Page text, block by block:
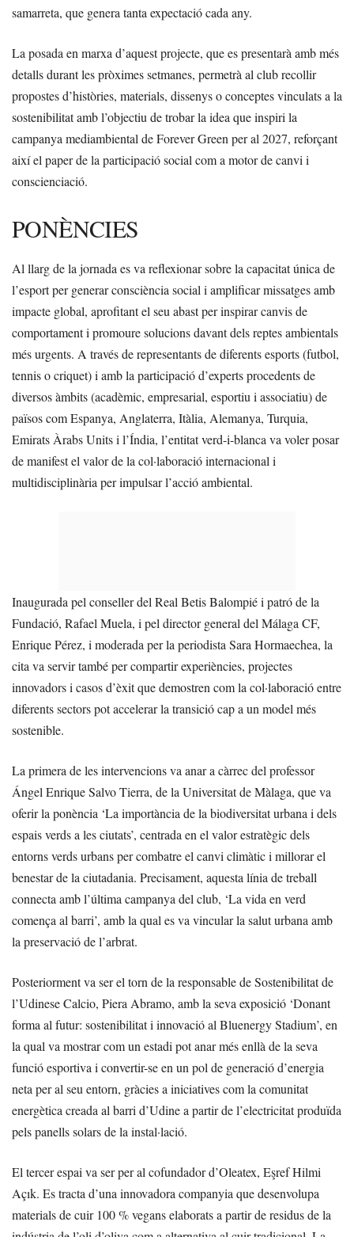
samarreta, que genera tanta expectació cada any.
La posada en marxa d’aquest projecte, que es presentarà amb més
detalls durant les pròximes setmanes, permetrà al club recollir
propostes d’històries, materials, dissenys o conceptes vinculats a la
sostenibilitat amb l’objectiu de trobar la idea que inspiri la
campanya mediambiental de Forever Green per al 2027, reforçant
així el paper de la participació social com a motor de canvi i
conscienciació.
PONÈNCIES
Al llarg de la jornada es va reflexionar sobre la capacitat única de
l’esport per generar consciència social i amplificar missatges amb
impacte global, aprofitant el seu abast per inspirar canvis de
comportament i promoure solucions davant dels reptes ambientals
més urgents. A través de representants de diferents esports (futbol,
tennis o criquet) i amb la participació d’experts procedents de
diversos àmbits (acadèmic, empresarial, esportiu i associatiu) de
països com Espanya, Anglaterra, Itàlia, Alemanya, Turquia,
Emirats Àrabs Units i l’Índia, l’entitat verd-i-blanca va voler posar
de manifest el valor de la col·laboració internacional i
multidisciplinària per impulsar l’acció ambiental.
Inaugurada pel conseller del Real Betis Balompié i patró de la
Fundació, Rafael Muela, i pel director general del Málaga CF,
Enrique Pérez, i moderada per la periodista Sara Hormaechea, la
cita va servir també per compartir experiències, projectes
innovadors i casos d’èxit que demostren com la col·laboració entre
diferents sectors pot accelerar la transició cap a un model més
sostenible.
La primera de les intervencions va anar a càrrec del professor
Ángel Enrique Salvo Tierra, de la Universitat de Màlaga, que va
oferir la ponència ‘La importància de la biodiversitat urbana i dels
espais verds a les ciutats’, centrada en el valor estratègic dels
entorns verds urbans per combatre el canvi climàtic i millorar el
benestar de la ciutadania. Precisament, aquesta línia de treball
connecta amb l’última campanya del club, ‘La vida en verd
comença al barri’, amb la qual es va vincular la salut urbana amb
la preservació de l’arbrat.
Posteriorment va ser el torn de la responsable de Sostenibilitat de
l’Udinese Calcio, Piera Abramo, amb la seva exposició ‘Donant
forma al futur: sostenibilitat i innovació al Bluenergy Stadium’, en
la qual va mostrar com un estadi pot anar més enllà de la seva
funció esportiva i convertir-se en un pol de generació d’energia
neta per al seu entorn, gràcies a iniciatives com la comunitat
energètica creada al barri d’Udine a partir de l’electricitat produïda
pels panells solars de la instal·lació.
El tercer espai va ser per al cofundador d’Oleatex, Eşref Hilmi
Açık. Es tracta d’una innovadora companyia que desenvolupa
materials de cuir 100 % vegans elaborats a partir de residus de la